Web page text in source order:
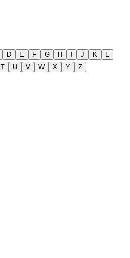
D E F G H J K
L
T U V W X Y Z